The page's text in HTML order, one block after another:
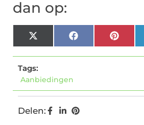
dan op:
X
(Twitter)
Facebook
Tags:
Aanbiedingen
Delen: